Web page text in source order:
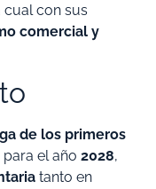
con sus
comercial y
de los primeros
el año 2028,
tanto en